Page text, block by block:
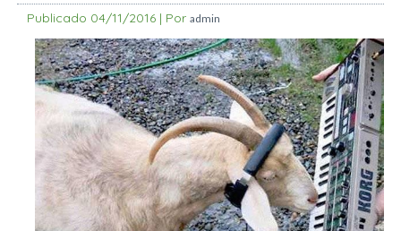
Publicado 04/11/2016 | Por admin